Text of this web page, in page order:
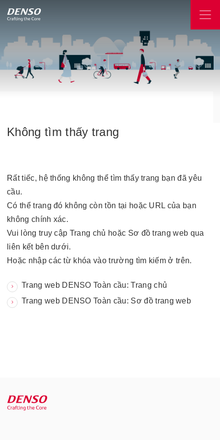
Không tìm thấy trang
Rất tiếc, hệ thống không thể tìm thấy trang bạn đã yêu
cầu.
Có thể trang đó không còn tồn tại hoặc URL của bạn
không chính xác.
Vui lòng truy cập Trang chủ hoặc Sơ đồ trang web qua
liên kết bên dưới.
Hoặc nhập các từ khóa vào trường tìm kiếm ở trên.
Trang web DENSO Toàn cầu: Trang chủ
Trang web DENSO Toàn cầu: Sơ đồ trang web